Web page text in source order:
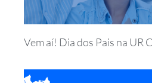
Vem aí! Dia dos Pais na UR